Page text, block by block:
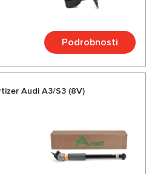
Podrobnosti
Audi A3/S3 (8V)